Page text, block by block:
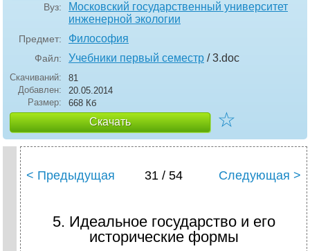
Вуз:
Московский государственный университет
инженерной экологии
Предмет: Философия
Файл: Учебники первый семестр / 3.doc
Скачиваний:
81
Добавлен:
20.05.2014
Размер:
668 Кб
Скачать ☆
< Предыдущая 31 / 54 Следующая >
5. Идеальное государство и его
исторические формы